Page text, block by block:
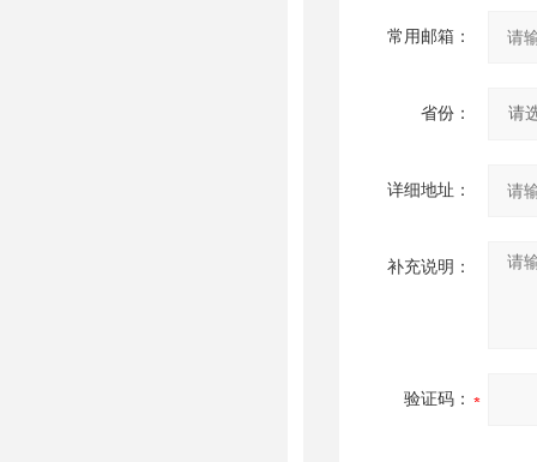
常用邮箱：
省份：
详细地址：
补充说明：
验证码：